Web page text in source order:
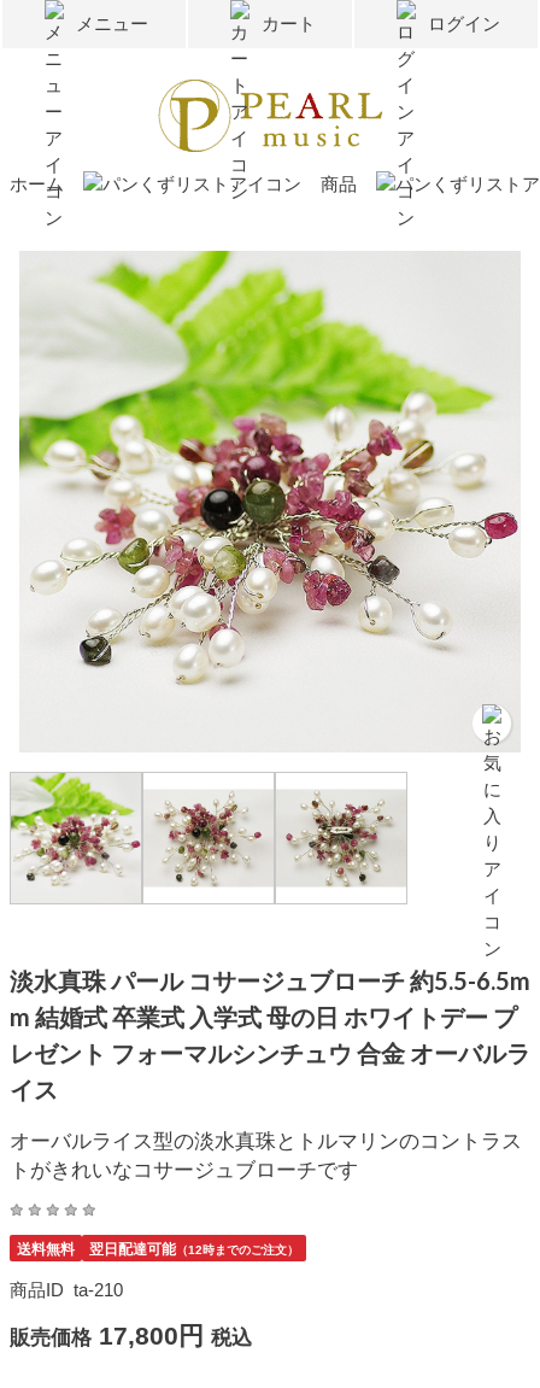
メニュー カート ログイン
ホーム 商品
淡水真珠 パール コサージュブローチ 約5.5-6.5m
m 結婚式 卒業式 入学式 母の日 ホワイトデー プ
レゼント フォーマルシンチュウ 合金 オーバルラ
イス
オーバルライス型の淡水真珠とトルマリンのコントラス
トがきれいなコサージュブローチです
送料無料 翌日配達可能（12時までのご注文）
商品ID ta-210
販売価格 17,800円 税込